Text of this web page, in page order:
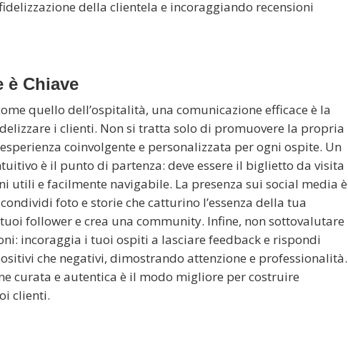
della clientela e incoraggiando recensioni
è Chiave
quello dell’ospitalità, una comunicazione efficace è la
i clienti. Non si tratta solo di promuovere la propria
coinvolgente e personalizzata per ogni ospite. Un
è il punto di partenza: deve essere il biglietto da visita
utili e facilmente navigabile. La presenza sui social media è
foto e storie che catturino l’essenza della tua
follower e crea una community. Infine, non sottovalutare
incoraggia i tuoi ospiti a lasciare feedback e rispondi
che negativi, dimostrando attenzione e professionalità.
curata e autentica è il modo migliore per costruire
clienti.